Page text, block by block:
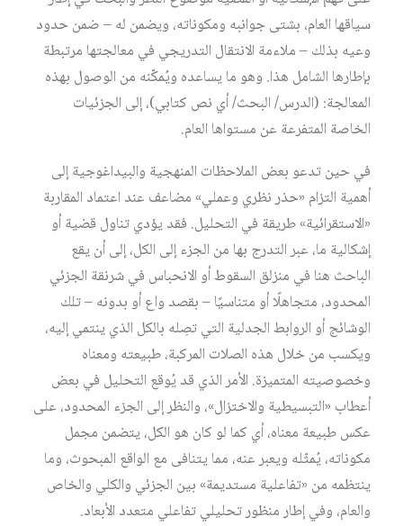
سياقها العام، بشتى جوانبه ومكوناته، ويضمن له – ضمن حدود
وعيه بذلك – ملاءمة الانتقال التدريجي في معالجتها مرتبطة
بإطارها الشامل هذا. وهو ما يساعده ويُمكّنه من الوصول بهذه
المعالجة: (الدرس/ البحث/ أي نص كتابي)، إلى الجزئيات
الخاصة المتفرعة عن مستواها العام.
في حين تدعو بعض الملاحظات المنهجية والبيداغوجية إلى
أهمية التزام «حذر نظري وعملي» مضاعف عند اعتماد المقاربة
«الاستقرائية» طريقة في التحليل. فقد يؤدي تناول قضية أو
إشكالية ما، عبر التدرج بها من الجزء إلى الكل، إلى أن يقع
الباحث هنا في منزلق السقوط أو الانحباس في شرنقة الجزئي
المحدود، متجاهلًا أو متناسيًا – بقصد واع أو بدونه – تلك
الوشائج أو الروابط الجدلية التي تصِله بالكل الذي ينتمي إليه،
ويكسب من خلال هذه الصلات المركبة، طبيعته ومعناه
وخصوصيته المتميزة. الأمر الذي قد يُوقع التحليل في بعض
أعطاب «التبسيطية والاختزال»، والنظر إلى الجزء المحدود، على
عكس طبيعة معناه، أي كما لو كان هو الكل، يتضمن مجمل
مكوناته، يُمثّله ويعبر عنه، مما يتنافى مع الواقع المبحوث، وما
ينتظمه من «تفاعلية مستديمة» بين الجزئي والكلي والخاص
والعام، وفي إطار منظور تحليلي تفاعلي متعدد الأبعاد.